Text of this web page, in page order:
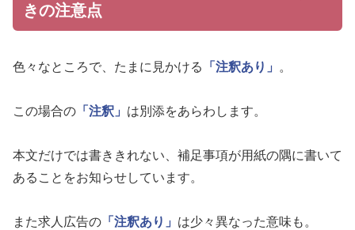
きの注意点
色々なところで、たまに見かける 「注釈あり」 。
この場合の 「注釈」 は別添をあらわします。
本文だけでは書ききれない、補足事項が用紙の隅に書いて
あることをお知らせしています。
また求人広告の 「注釈あり」 は少々異なった意味も。